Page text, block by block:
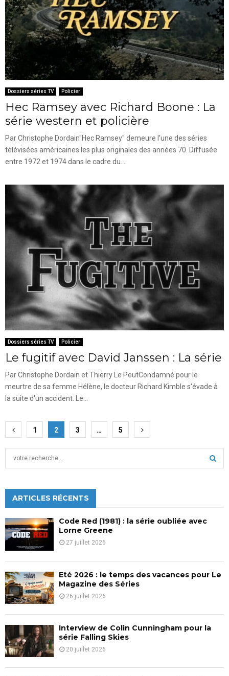
Dossiers séries TV Policier
Hec Ramsey avec Richard Boone : La
série western et policière
Par Christophe Dordain"Hec Ramsey" demeure l’une des séries
télévisées américaines les plus originales des années 70. Diffusée
entre 1972 et 1974 dans le cadre du...
Dossiers séries TV Policier
Le fugitif avec David Janssen : La série
Par Christophe Dordain et Thierry Le PeutCondamné pour le
meurtre de sa femme Hélène, le docteur Richard Kimble s'évade à
la suite d'un accident. Le...
Pagination
des
publications
1 2 3 … 5
h
f
o
r
:
C
ARTICLES RÉCENTS
Code Red (1981) : la série oubliée avec
Lorne Greene
27 juillet 2026
Eté 2026 : le temps des vacances pour Le
Magazine des Séries
26 juillet 2026
Interview de Colin Cunningham pour la
série Falling Skies
20 juillet 2026